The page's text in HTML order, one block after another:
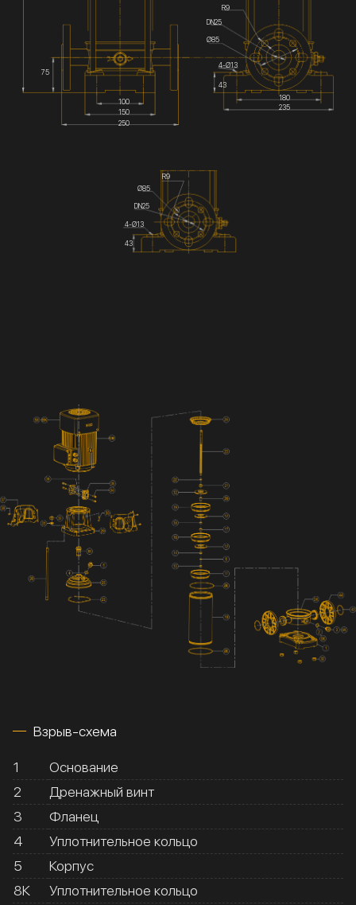
DN25
75
100
150
250
180
235
43
4-Ø13
Ø85
R9
DN25
R9
Ø85
4-Ø13
43
Взрыв-схема
1
Основание
2
Дренажный винт
3
Фланец
4
Уплотнительное кольцо
5
Корпус
8К
Уплотнительное кольцо